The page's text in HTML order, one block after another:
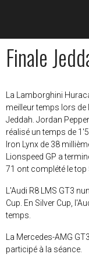
Finale
La Lamborghini
meilleur temps lors de
Jeddah. Jordan
réalisé un temps de
Iron Lynx de 38
Lionspeed GP a
71 ont complété le top
L'Audi R8 LMS GT3
Cup. En Silver Cup,
temps.
La Mercedes-AMG
participé à la séance.